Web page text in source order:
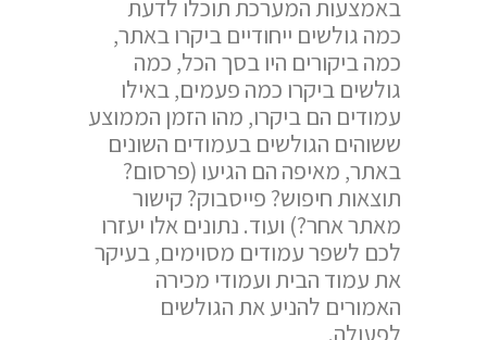
באמצעות המערכת תוכלו לדעת
כמה גולשים ייחודיים ביקרו באתר,
כמה ביקורים היו בסך הכל, כמה
גולשים ביקרו כמה פעמים, באילו
עמודים הם ביקרו, מהו הזמן הממוצע
ששוהים הגולשים בעמודים השונים
באתר, מאיפה הם הגיעו (פרסום?
תוצאות חיפוש? פייסבוק? קישור
מאתר אחר?) ועוד. נתונים אלו יעזרו
לכם לשפר עמודים מסוימים, בעיקר
את עמוד הבית ועמודי מכירה
האמורים להניע את הגולשים